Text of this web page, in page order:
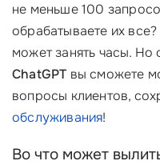
не меньше 100
обрабатываете их
может занять часы. Но
ChatGPT вы сможете
вопросы клиентов,
обслуживания!
Во что может